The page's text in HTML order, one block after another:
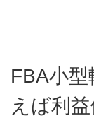
FBA小
えば利益